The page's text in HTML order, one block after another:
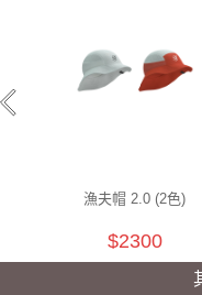
漁夫帽 2.0 (2色)
$2300